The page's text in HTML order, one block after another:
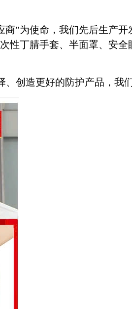
”为使命，我们先后生产开
性丁腈手套、半面罩、安
创造更好的防护产品，我